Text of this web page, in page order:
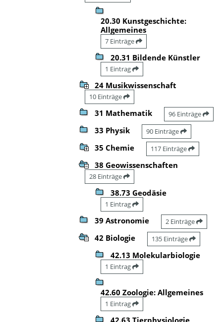
20.30 Kunstgeschichte:
Allgemeines
7 Einträge
20.31 Bildende Künstler
1 Eintrag
24 Musikwissenschaft
10 Einträge
31 Mathematik 96 Einträge
33 Physik 90 Einträge
35 Chemie 117 Einträge
38 Geowissenschaften
28 Einträge
38.73 Geodäsie
1 Eintrag
39 Astronomie 2 Einträge
42 Biologie 135 Einträge
42.13 Molekularbiologie
1 Eintrag
42.60 Zoologie: Allgemeines
1 Eintrag
42.63 Tierphysiologie